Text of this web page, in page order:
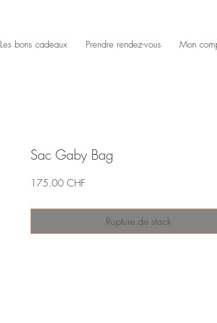
Les bons cadeaux Prendre rendez-vous Mon
Sac Gaby Bag
175.00 CHF
Rupture de stock